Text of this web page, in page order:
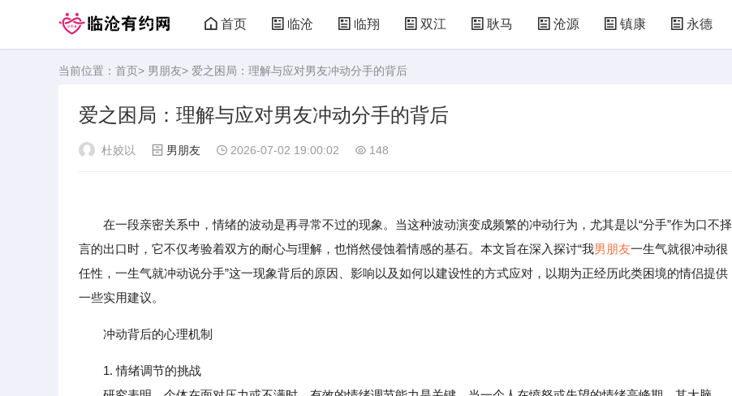
首页 临沧 临翔 双江 耿马 沧源 镇康 永德
当前位置： 首页> 男朋友> 爱之困局：理解与应对男友冲动分手的背后
爱之困局：理解与应对男友冲动分手的背后
杜姣以 男朋友 2026-07-02 19:00:02 148
在一段亲密关系中，情绪的波动是再寻常不过的现象。当这种波动演变成频繁的冲动行为，尤其是以“分手”作为口不择
言的出口时，它不仅考验着双方的耐心与理解，也悄然侵蚀着情感的基石。本文旨在深入探讨“我男朋友一生气就很冲动很
任性，一生气就冲动说分手”这一现象背后的原因、影响以及如何以建设性的方式应对，以期为正经历此类困境的情侣提供
一些实用建议。
冲动背后的心理机制
1. 情绪调节的挑战